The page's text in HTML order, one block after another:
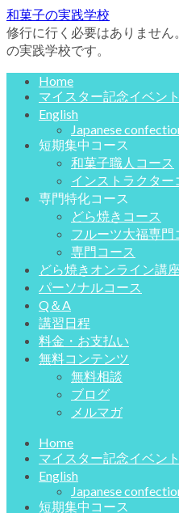
和菓子の実践学校
修行に行く必要はありませ
の実践学校です。
Home
マイスター記念イベント
English
Japanese
短期集中コース
和菓子職人コース
インストラクター
専門特化コース
どら焼きコース
フルーツ大福専門
専門コース
どら焼きオンライン講座
パーソナルコース
Q＆A
講習日程
料金・お支払い
無料コンテンツ
無料相談
ブログ
メルマガ
Home
マイスター記念イベント
English
Japanese
短期集中コース